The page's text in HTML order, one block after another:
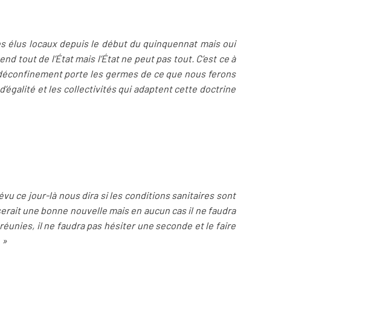
élus locaux depuis le début du quinquennat mais oui
tout de l’État mais l’État ne peut pas tout. C’est ce à
porte les germes de ce que nous ferons
et les collectivités qui adaptent cette doctrine
ce jour-là nous dira si les conditions sanitaires sont
une bonne nouvelle mais en aucun cas il ne faudra
il ne faudra pas hésiter une seconde et le faire
»